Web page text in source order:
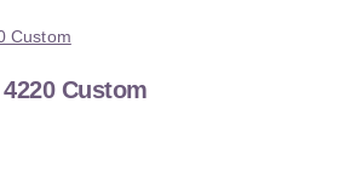
Custom